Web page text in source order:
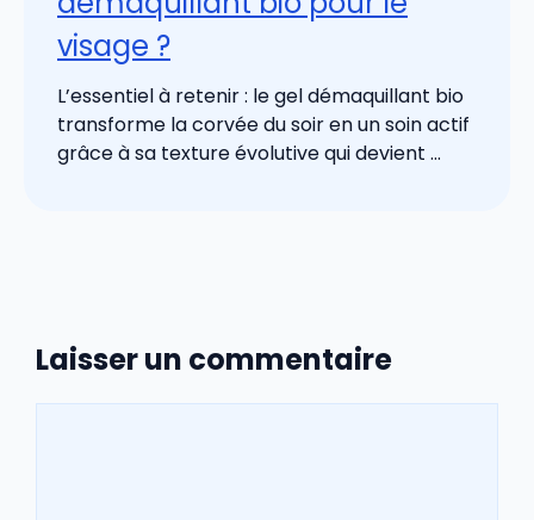
visage ?
L’essentiel à retenir : le gel démaquillant bio
transforme la corvée du soir en un soin actif
grâce à sa texture évolutive qui devient ...
Laisser un commentaire